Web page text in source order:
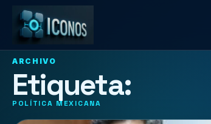
ARCHIVO
Etiqueta:
POLÍTICA MEXICANA